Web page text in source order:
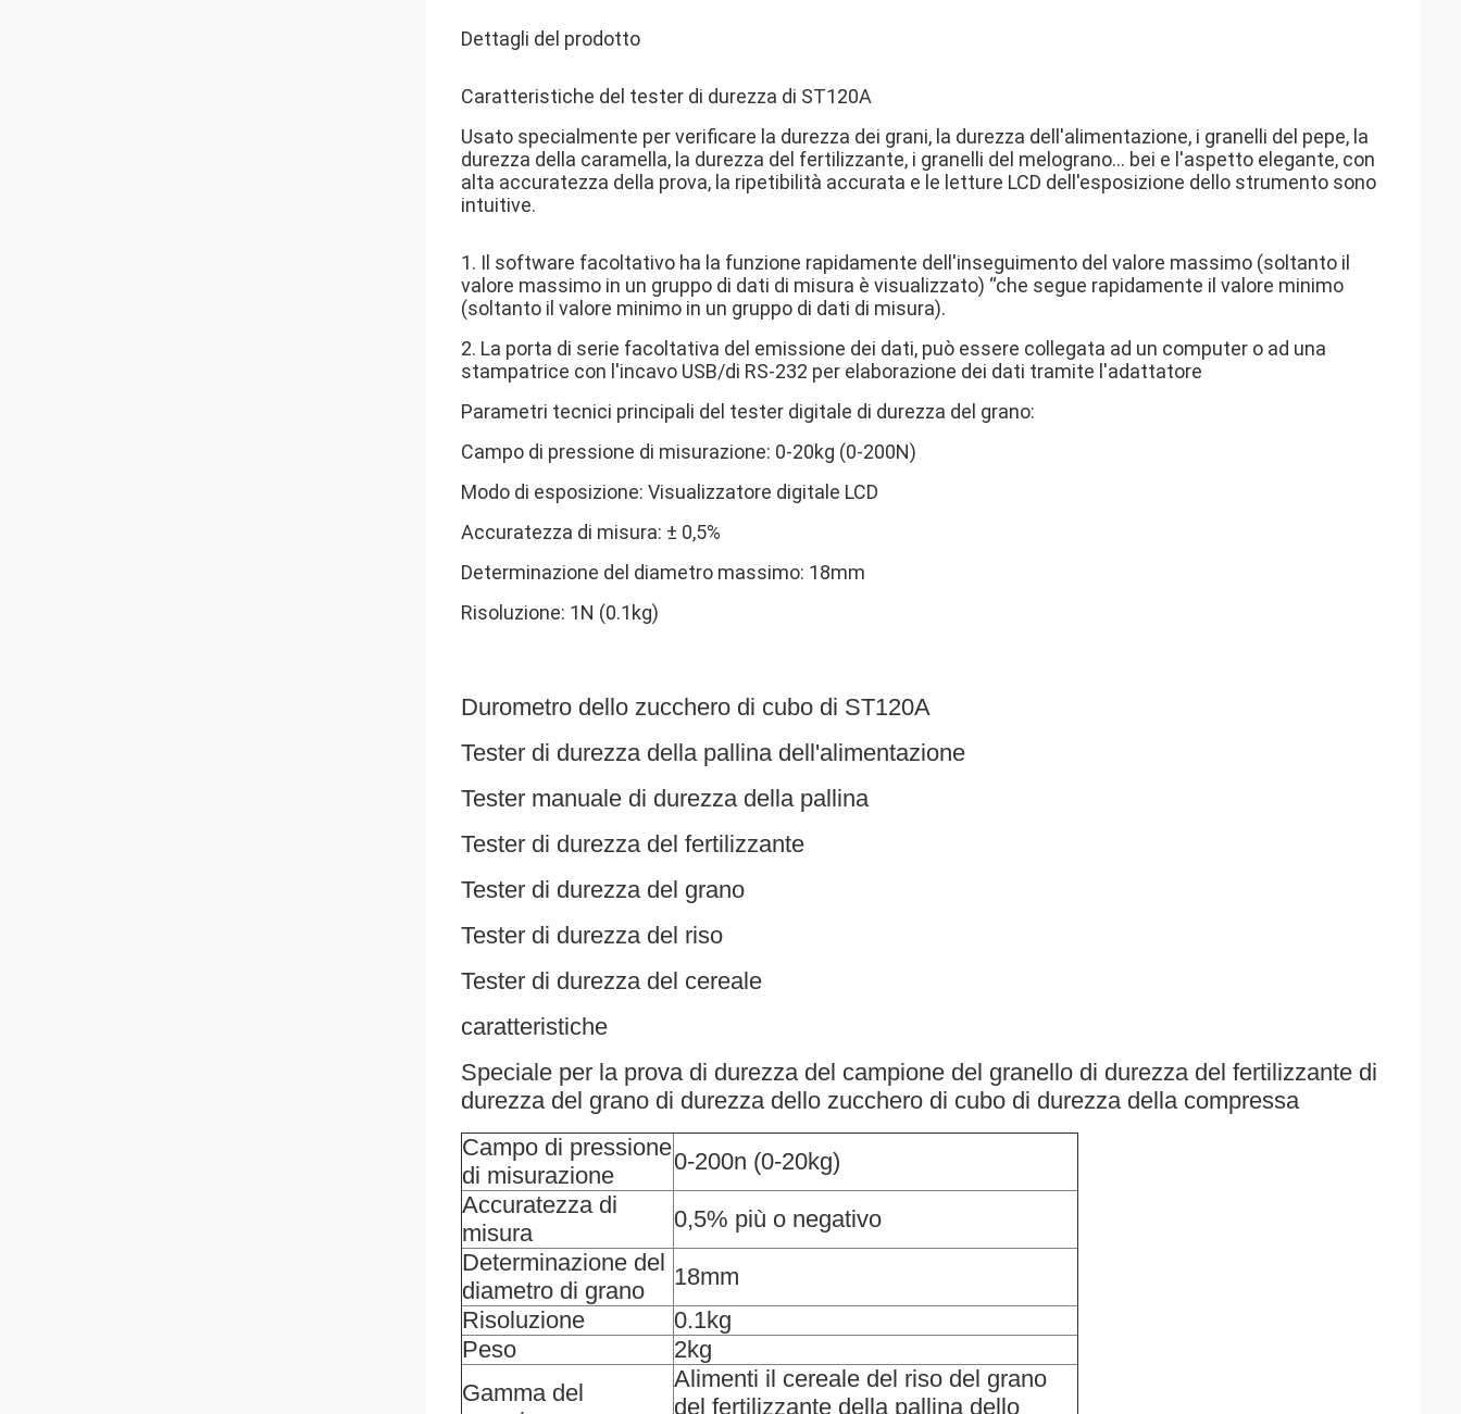
Dettagli del prodotto
Caratteristiche del tester di durezza di ST120A
Usato specialmente per verificare la durezza dei grani, la durezza dell'alimentazione, i granelli del pepe, la
durezza della caramella, la durezza del fertilizzante, i granelli del melograno… bei e l'aspetto elegante, con
alta accuratezza della prova, la ripetibilità accurata e le letture LCD dell'esposizione dello strumento sono
intuitive.
1. Il software facoltativo ha la funzione rapidamente dell'inseguimento del valore massimo (soltanto il
valore massimo in un gruppo di dati di misura è visualizzato) “che segue rapidamente il valore minimo
(soltanto il valore minimo in un gruppo di dati di misura).
2. La porta di serie facoltativa del emissione dei dati, può essere collegata ad un computer o ad una
stampatrice con l'incavo USB/di RS-232 per elaborazione dei dati tramite l'adattatore
Parametri tecnici principali del tester digitale di durezza del grano:
Campo di pressione di misurazione: 0-20kg (0-200N)
Modo di esposizione: Visualizzatore digitale LCD
Accuratezza di misura: ± 0,5%
Determinazione del diametro massimo: 18mm
Risoluzione: 1N (0.1kg)
Durometro dello zucchero di cubo di ST120A
Tester di durezza della pallina dell'alimentazione
Tester manuale di durezza della pallina
Tester di durezza del fertilizzante
Tester di durezza del grano
Tester di durezza del riso
Tester di durezza del cereale
caratteristiche
Speciale per la prova di durezza del campione del granello di durezza del fertilizzante di
durezza del grano di durezza dello zucchero di cubo di durezza della compressa
Campo di pressione
di misurazione
0-200n (0-20kg)
Accuratezza di
misura
0,5% più o negativo
Determinazione del
diametro di grano
18mm
Risoluzione
0.1kg
Peso
2kg
Gamma del
Alimenti il cereale del riso del grano
del fertilizzante della pallina dello